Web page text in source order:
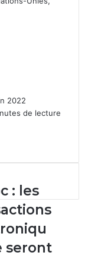
2022
de lecture
: les
seront